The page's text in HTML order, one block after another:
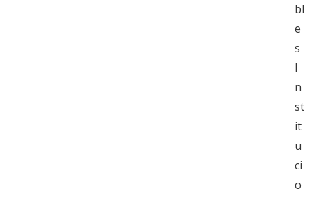
bl
e
s
I
n
st
it
u
ci
o